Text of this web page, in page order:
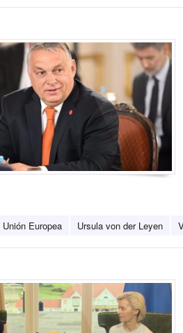
Unión Europea Ursula von der Leyen